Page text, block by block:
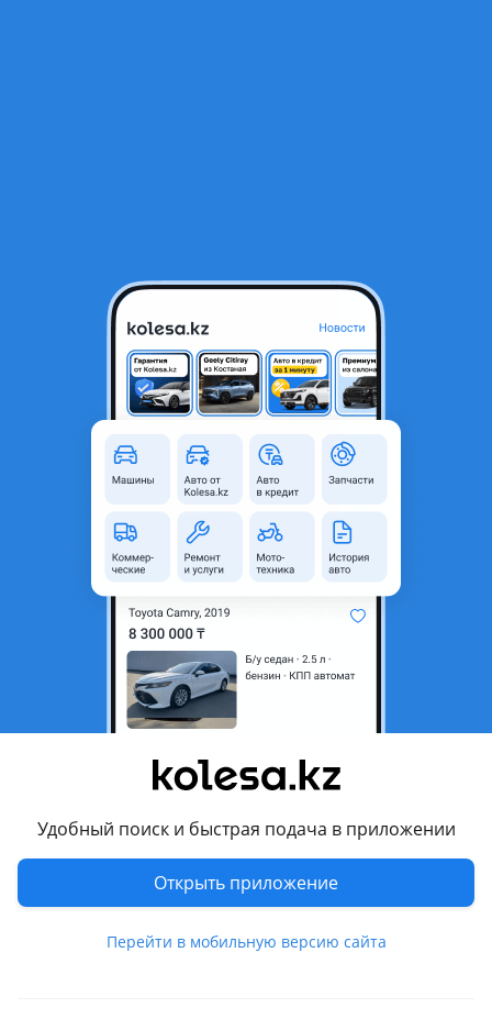
Удобный поиск и быстрая подача в приложении
Открыть приложение
Перейти в мобильную версию сайта
ГАЗ ГАЗель 2013 года
Объявление находится в архиве и может быть
Кокшетау, Акмолинская
1994 - н.в. 1 поколение
Фургон
Объем двигателя, л
Пробег
Механика
Руль
Слева
Цвет
Растаможен в Казахстане
Да